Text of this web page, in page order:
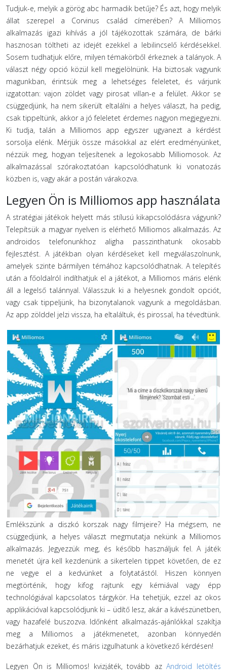
Tudjuk-e, melyik a görög abc harmadik betűje? És azt, hogy melyik
állat szerepel a Corvinus család címerében? A Milliomos
alkalmazás igazi kihívás a jól tájékozottak számára, de bárki
hasznosan töltheti az idejét ezekkel a lebilincselő kérdésekkel.
Sosem tudhatjuk előre, milyen témakörből érkeznek a talányok. A
választ négy opció közül kell megjelölnünk. Ha biztosak vagyunk
magunkban, érintsük meg a lehetséges feleletet, és várjunk
izgatottan: vajon zöldet vagy pirosat villan-e a felület. Akkor se
csüggedjünk, ha nem sikerült eltalálni a helyes választ, ha pedig,
csak tippeltünk, akkor a jó feleletet érdemes nagyon megjegyezni.
Ki tudja, talán a Milliomos app egyszer ugyanezt a kérdést
sorsolja elénk. Mérjük össze másokkal az elért eredményünket,
nézzük meg, hogyan teljesítenek a legokosabb Milliomosok. Az
alkalmazással szórakoztatóan kapcsolódhatunk ki vonatozás
közben is, vagy akár a postán várakozva.
Legyen Ön is Milliomos app használata
A stratégiai játékok helyett más stílusú kikapcsolódásra vágyunk?
Telepítsük a magyar nyelven is elérhető Milliomos alkalmazás. Az
androidos telefonunkhoz aligha passzinthatunk okosabb
fejlesztést. A játékban olyan kérdéseket kell megválaszolnunk,
amelyek szinte bármilyen témához kapcsolódhatnak. A telepítés
után a főoldalról indíthatjuk el a játékot, a Milliomos máris elénk
áll a legelső talánnyal. Válasszuk ki a helyesnek gondolt opciót,
vagy csak tippeljünk, ha bizonytalanok vagyunk a megoldásban.
Az app zölddel jelzi vissza, ha eltaláltuk, és pirossal, ha tévedtünk.
Emlékszünk a diszkó korszak nagy filmjeire? Ha mégsem, ne
csüggedjünk, a helyes választ megmutatja nekünk a Milliomos
alkalmazás. Jegyezzük meg, és később használjuk fel. A játék
menetét újra kell kezdenünk a sikertelen tippet követően, de ez
ne vegye el a kedvünket a folytatástól. Hiszen könnyen
megtörténik, hogy kifog rajtunk egy kémiával vagy épp
technológiával kapcsolatos tárgykör. Ha tehetjük, ezzel az okos
applikációval kapcsolódjunk ki – üdítő lesz, akár a kávészünetben,
vagy hazafelé buszozva. Időnként alkalmazás-ajánlókkal szakítja
meg a Milliomos a játékmenetet, azonban könnyedén
bezárhatjuk ezeket, és máris izgulhatunk a következő kérdésen!
Legyen Ön is Milliomos! kvizjáték, tovább azAndroid letöltés